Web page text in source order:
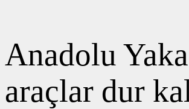
Anadolu
araçlar dur